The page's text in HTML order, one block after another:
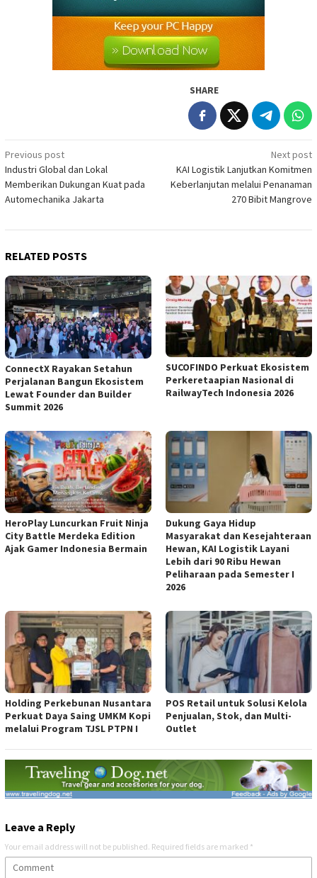
SHARE
Post
navigation
Previous post
Industri Global dan Lokal
Memberikan Dukungan Kuat pada
Automechanika Jakarta
Next post
KAI Logistik Lanjutkan Komitmen
Keberlanjutan melalui Penanaman
270 Bibit Mangrove
RELATED POSTS
ConnectX Rayakan Setahun
Perjalanan Bangun Ekosistem
Lewat Founder dan Builder
Summit 2026
SUCOFINDO Perkuat Ekosistem
Perkeretaapian Nasional di
RailwayTech Indonesia 2026
HeroPlay Luncurkan Fruit Ninja
City Battle Merdeka Edition
Ajak Gamer Indonesia Bermain
Dukung Gaya Hidup
Masyarakat dan Kesejahteraan
Hewan, KAI Logistik Layani
Lebih dari 90 Ribu Hewan
Peliharaan pada Semester I
2026
Holding Perkebunan Nusantara
Perkuat Daya Saing UMKM Kopi
melalui Program TJSL PTPN I
POS Retail untuk Solusi Kelola
Penjualan, Stok, dan Multi-
Outlet
Leave a Reply
Your email address will not be published. Required fields are marked *